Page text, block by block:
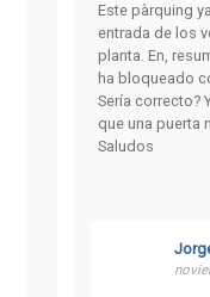
Este pàrquing
entrada de los
planta. En,
ha bloqueado
Sería correcto?
que una puerta
Saludos